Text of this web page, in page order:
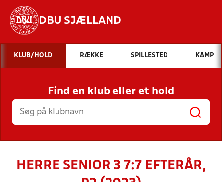
DBU SJÆLLAND
Hvad vil du søge efter?
INDHOLD OG NYHEDER
STILLINGER, RESULTATER, KLUBBER OG
HOLD
KLUB/HOLD RÆKKE SPILLESTED KAMP
Find en klub eller et hold
HERRE SENIOR 3 7:7 EFTERÅR,